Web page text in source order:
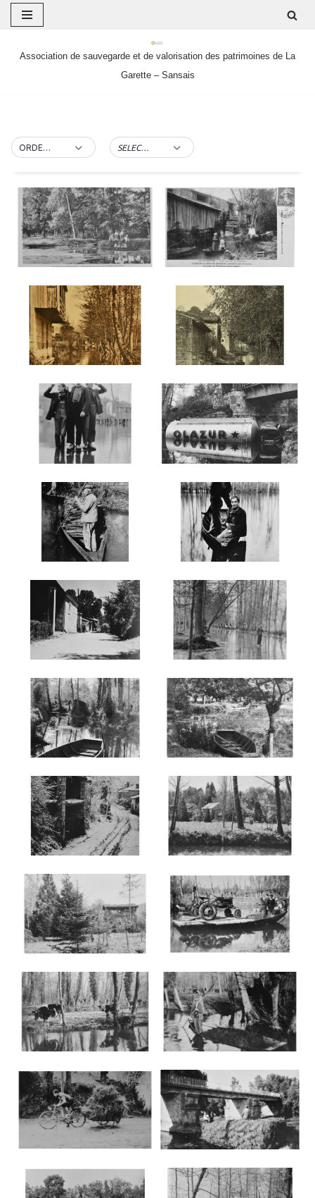
auAssociation de sauvegarde et de valorisation des patrimoines de La
Garette – Sansais
ORDER BY DEFAULT SELECT TAG